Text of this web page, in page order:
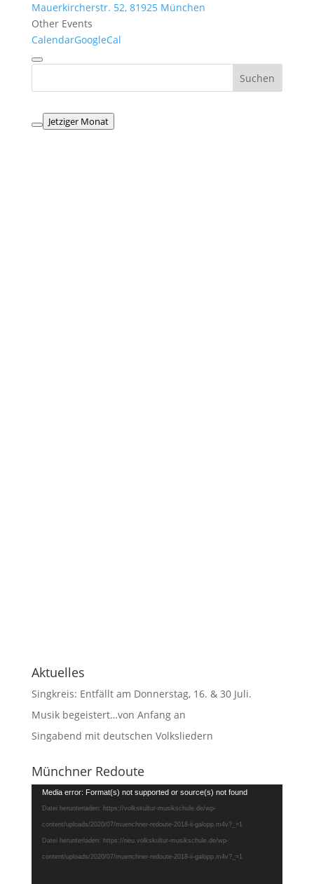
Mauerkircherstr. 52, 81925 München
Other Events
CalendarGoogleCal
Jetziger Monat
Aktuelles
Singkreis: Entfällt am Donnerstag, 16. & 30 Juli.
Musik begeistert…von Anfang an
Singabend mit deutschen Volksliedern
Münchner Redoute
Video-
Player
Media error: Format(s) not supported or source(s) not found
Datei herunterladen: https://volkskultur-musikschule.de/wp-
content/uploads/2020/07/muenchner-redoute-2018-ii-galopp.m4v?_=1
Datei herunterladen: https://neu.volkskultur-musikschule.de/wp-
content/uploads/2020/07/muenchner-redoute-2018-ii-galopp.m4v?_=1